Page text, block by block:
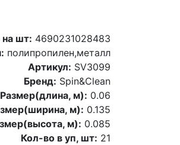
шт: 4690231028483
полипропилен,металл
Артикул: SV3099
Бренд: Spin&Clean
Размер(длина, м): 0.06
м): 0.135
м): 0.085
Кол-во в уп, шт: 21